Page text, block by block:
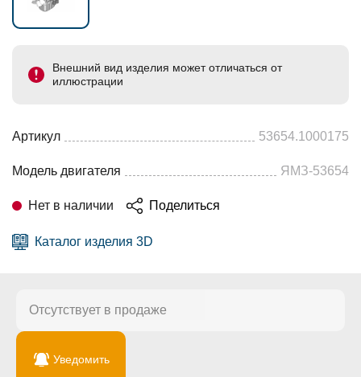
Внешний вид изделия может отличаться от
иллюстрации
Артикул 53654.1000175
Модель двигателя ЯМЗ-53654
Нет в наличии Поделиться
Каталог изделия 3D
Отсутствует в продаже
Уведомить